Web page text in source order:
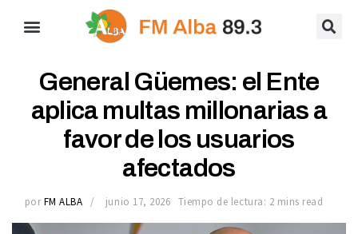
General Güemes: el Ente
aplica multas millonarias a
favor de los usuarios
afectados
por FM ALBA junio 17, 2026 Tiempo de lectura: 2 mins read